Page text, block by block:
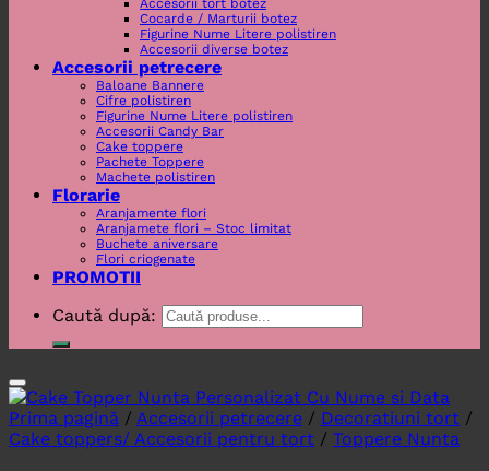
Accesorii tort botez
Cocarde / Marturii botez
Figurine Nume Litere polistiren
Accesorii diverse botez
Accesorii petrecere
Baloane Bannere
Cifre polistiren
Figurine Nume Litere polistiren
Accesorii Candy Bar
Cake toppere
Pachete Toppere
Machete polistiren
Florarie
Aranjamente flori
Aranjamete flori – Stoc limitat
Buchete aniversare
Flori criogenate
PROMOTII
Caută după:
Prima pagină / Accesorii petrecere / Decoratiuni tort /
Cake toppers/ Accesorii pentru tort / Toppere Nunta